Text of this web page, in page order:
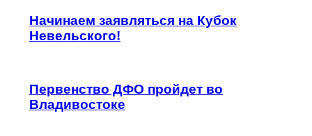
Начинаем заявляться на Кубок
Невельского!
Первенство ДФО пройдет во
Владивостоке